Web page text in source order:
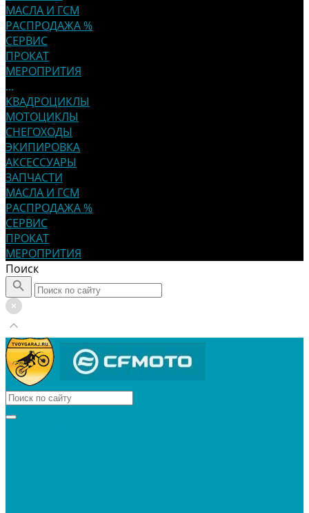
МАСЛА И ГСМ
РАСПРОДАЖА %
СЕРВИС
ПРОКАТ
МЕРОПРИТИЯ
...
КВАДРОЦИКЛЫ
МОТОЦИКЛЫ
СНЕГОХОДЫ
ЭКИПИРОВКА
АКСЕССУАРЫ
ЗАПЧАСТИ
МАСЛА И ГСМ
РАСПРОДАЖА %
СЕРВИС
ПРОКАТ
МЕРОПРИТИЯ
Поиск